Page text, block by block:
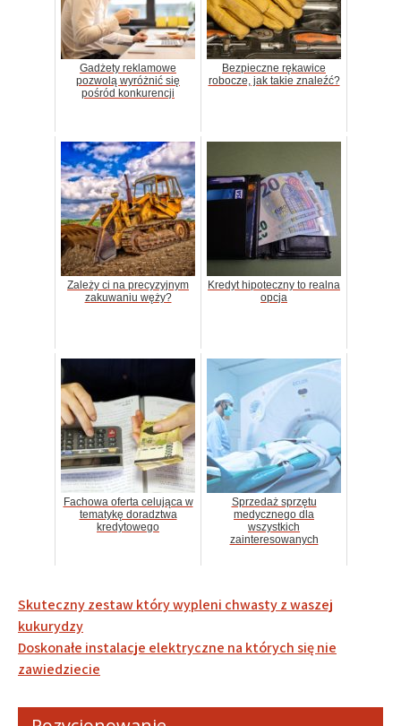
Gadżety reklamowe
pozwolą wyróżnić się
pośród konkurencji
Bezpieczne rękawice
robocze, jak takie znaleźć?
Zależy ci na precyzyjnym
zakuwaniu węży?
Kredyt hipoteczny to realna
opcja
Fachowa oferta celująca w
tematykę doradztwa
kredytowego
Sprzedaż sprzętu
medycznego dla
wszystkich
zainteresowanych
Nawigacja
wpisu
Skuteczny zestaw który wypleni chwasty z waszej
kukurydzy
Doskonałe instalacje elektryczne na których się nie
zawiedziecie